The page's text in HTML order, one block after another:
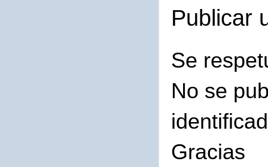
Publicar
Se
No se
Gracias